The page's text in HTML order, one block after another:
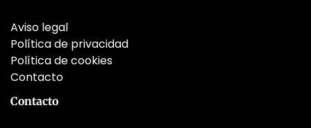
Aviso legal
Política de privacidad
Política de cookies
Contacto
Contacto